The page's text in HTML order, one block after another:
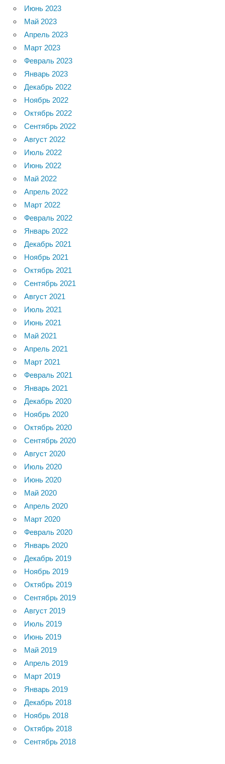
Июнь 2023
Май 2023
Апрель 2023
Март 2023
Февраль 2023
Январь 2023
Декабрь 2022
Ноябрь 2022
Октябрь 2022
Сентябрь 2022
Август 2022
Июль 2022
Июнь 2022
Май 2022
Апрель 2022
Март 2022
Февраль 2022
Январь 2022
Декабрь 2021
Ноябрь 2021
Октябрь 2021
Сентябрь 2021
Август 2021
Июль 2021
Июнь 2021
Май 2021
Апрель 2021
Март 2021
Февраль 2021
Январь 2021
Декабрь 2020
Ноябрь 2020
Октябрь 2020
Сентябрь 2020
Август 2020
Июль 2020
Июнь 2020
Май 2020
Апрель 2020
Март 2020
Февраль 2020
Январь 2020
Декабрь 2019
Ноябрь 2019
Октябрь 2019
Сентябрь 2019
Август 2019
Июль 2019
Июнь 2019
Май 2019
Апрель 2019
Март 2019
Январь 2019
Декабрь 2018
Ноябрь 2018
Октябрь 2018
Сентябрь 2018